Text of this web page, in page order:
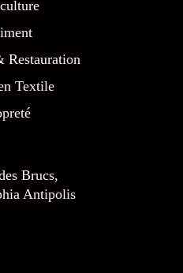
Restauration
Textile
Brucs,
Antipolis